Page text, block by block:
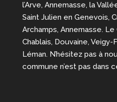
l’Arve, Annemasse, la
Saint Julien en Genevois,
Archamps, Annemasse. Le
Chablais, Douvaine,
Léman. N’hésitez pas à
commune n’est pas dans